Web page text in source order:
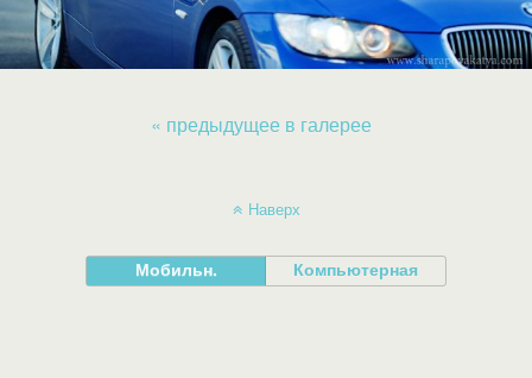
« предыдущее в галерее
Наверх
Мобильн. Компьютерная